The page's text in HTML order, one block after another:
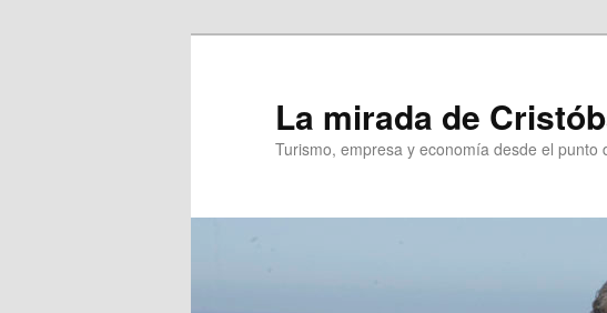
La mirada de
Turismo, empresa y economía desde el